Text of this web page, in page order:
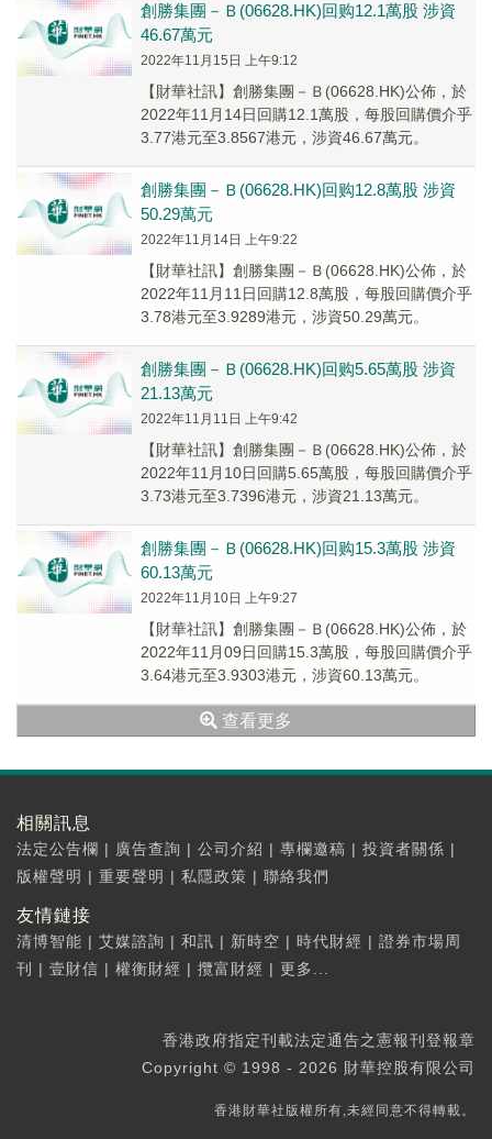
創勝集團－Ｂ(06628.HK)回购12.1萬股 涉資
46.67萬元
2022年11月15日 上午9:12
【財華社訊】創勝集團－Ｂ(06628.HK)公佈，於
2022年11月14日回購12.1萬股，每股回購價介乎
3.77港元至3.8567港元，涉資46.67萬元。
創勝集團－Ｂ(06628.HK)回购12.8萬股 涉資
50.29萬元
2022年11月14日 上午9:22
【財華社訊】創勝集團－Ｂ(06628.HK)公佈，於
2022年11月11日回購12.8萬股，每股回購價介乎
3.78港元至3.9289港元，涉資50.29萬元。
創勝集團－Ｂ(06628.HK)回购5.65萬股 涉資
21.13萬元
2022年11月11日 上午9:42
【財華社訊】創勝集團－Ｂ(06628.HK)公佈，於
2022年11月10日回購5.65萬股，每股回購價介乎
3.73港元至3.7396港元，涉資21.13萬元。
創勝集團－Ｂ(06628.HK)回购15.3萬股 涉資
60.13萬元
2022年11月10日 上午9:27
【財華社訊】創勝集團－Ｂ(06628.HK)公佈，於
2022年11月09日回購15.3萬股，每股回購價介乎
3.64港元至3.9303港元，涉資60.13萬元。
查看更多
相關訊息
法定公告欄 | 廣告查詢 | 公司介紹 | 專欄邀稿 | 投資者關係 |
版權聲明 | 重要聲明 | 私隱政策 | 聯絡我們
友情鏈接
清博智能 | 艾媒諮詢 | 和訊 | 新時空 | 時代財經 | 證券市場周
刊
| 壹財信 | 權衡財經 | 攬富財經 | 更多...
香港政府指定刊載法定通告之憲報刊登報章
Copyright © 1998 - 2026 財華控股有限公司
香港財華社版權所有,未經同意不得轉載。